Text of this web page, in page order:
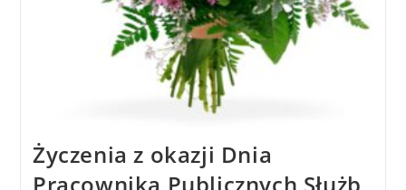
Życzenia z okazji Dnia
Pracownika Publicznych Służb